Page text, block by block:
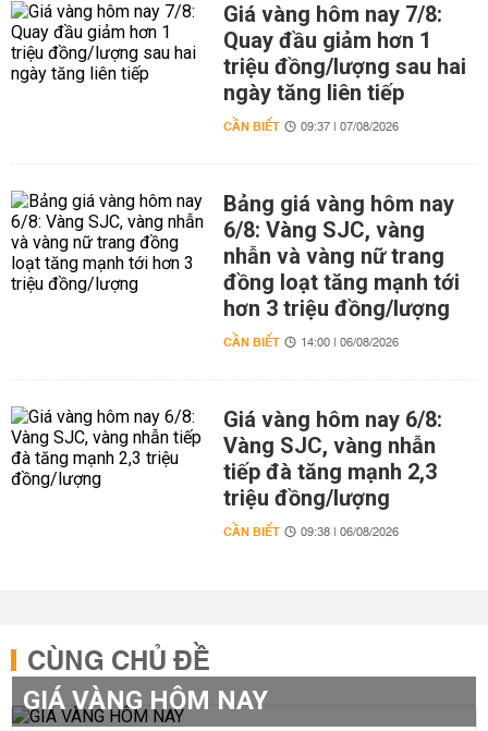
Giá vàng hôm nay 7/8:
Quay đầu giảm hơn 1
triệu đồng/lượng sau hai
ngày tăng liên tiếp
CẦN BIẾT 09:37 | 07/08/2026
Bảng giá vàng hôm nay
6/8: Vàng SJC, vàng
nhẫn và vàng nữ trang
đồng loạt tăng mạnh tới
hơn 3 triệu đồng/lượng
CẦN BIẾT 14:00 | 06/08/2026
Giá vàng hôm nay 6/8:
Vàng SJC, vàng nhẫn
tiếp đà tăng mạnh 2,3
triệu đồng/lượng
CẦN BIẾT 09:38 | 06/08/2026
CÙNG CHỦ ĐỀ
GIÁ VÀNG HÔM NAY